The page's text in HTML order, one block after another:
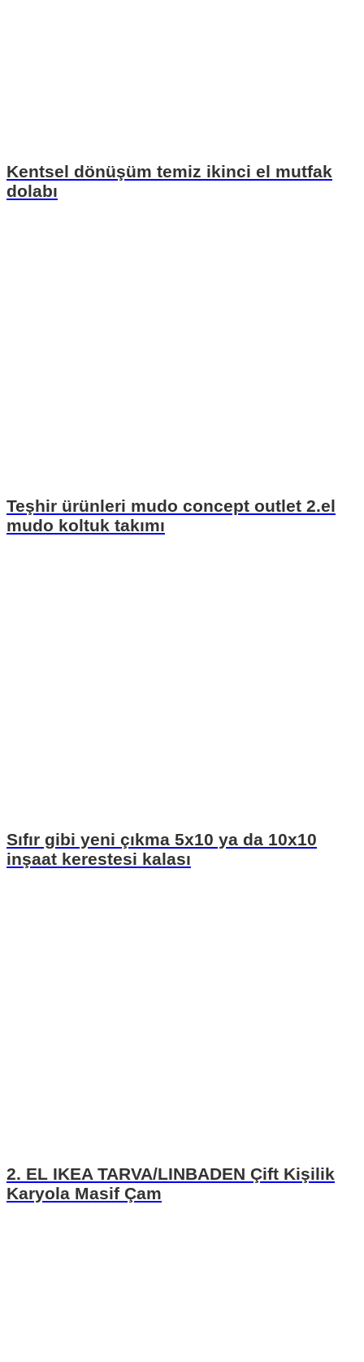
Kentsel dönüşüm temiz ikinci el mutfak
dolabı
Teşhir ürünleri mudo concept outlet 2.el
mudo koltuk takımı
Sıfır gibi yeni çıkma 5x10 ya da 10x10
inşaat kerestesi kalası
2. EL IKEA TARVA/LINBADEN Çift Kişilik
Karyola Masif Çam